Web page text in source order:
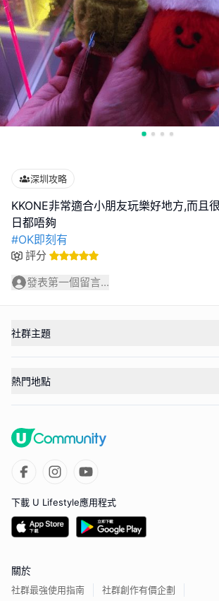
深圳攻略
KKONE非常適合小朋友玩樂好地方,而且
#OK即刻有
評分
發表第一個留言...
社群主題
熱門地點
下載 U Lifestyle應用程式
關於
社群最強使用指南 社群創作有價企劃